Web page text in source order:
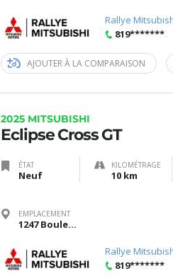
Rallye
819*******
AJOUTER À LA COMPARAISON
2025 MITSUBISHI
Eclipse Cross GT
ÉTAT
Neuf
KILOMÉTRAGE
10 km
EMPLACEMENT
1247 Boulevard Saint-Joseph, Gatineau, Québec J8Z 3J6
Rallye
819*******